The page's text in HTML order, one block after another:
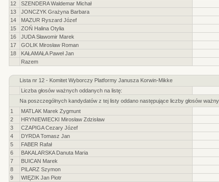
12
SZENDERA Waldemar Michał
13
JONCZYK Grażyna Barbara
14
MAZUR Ryszard Józef
15
ZOŃ Halina Otylia
16
JUDA Sławomir Marek
17
GOLIK Mirosław Roman
18
KAŁAMAŁA Paweł Jan
Razem
Lista nr 12 - Komitet Wyborczy Platformy Janusza Korwin-Mikke
Liczba głosów ważnych oddanych na listę:
Na poszczególnych kandydatów z tej listy oddano następujące liczby głosów
1
MATLAK Marek Zygmunt
2
HRYNIEWIECKI Mirosław Zdzisław
3
CZAPIGA Cezary Józef
4
DYRDA Tomasz Jan
5
FABER Rafał
6
BAKALARSKA Danuta Maria
7
BUICAN Marek
8
PILARZ Szymon
9
WIĘZIK Jan Piotr